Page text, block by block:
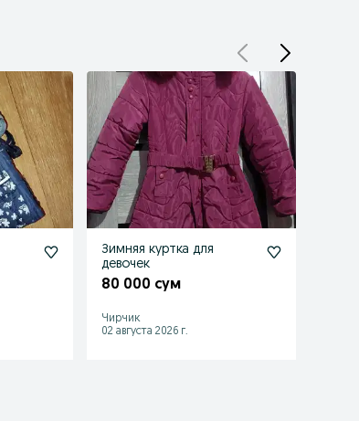
Зимняя куртка для
девочек
80 000 сум
Чирчик
02 августа 2026 г.